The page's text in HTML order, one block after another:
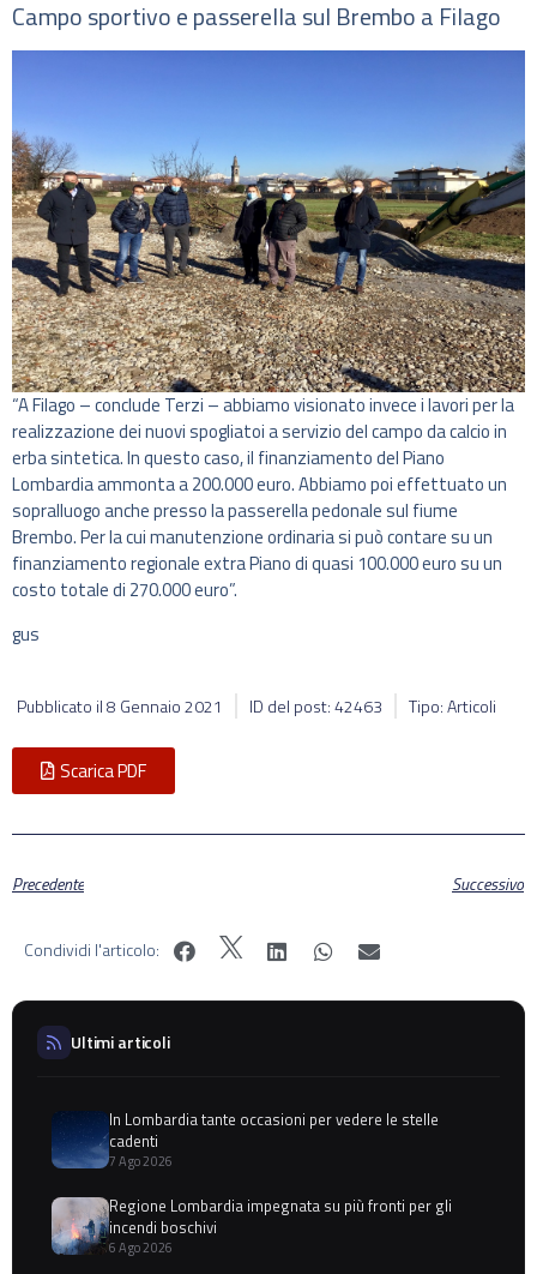
Campo sportivo e passerella sul Brembo a Filago
“A Filago – conclude Terzi – abbiamo visionato invece i lavori per la
realizzazione dei nuovi spogliatoi a servizio del campo da calcio in
erba sintetica. In questo caso, il finanziamento del Piano
Lombardia ammonta a 200.000 euro. Abbiamo poi effettuato un
sopralluogo anche presso la passerella pedonale sul fiume
Brembo. Per la cui manutenzione ordinaria si può contare su un
finanziamento regionale extra Piano di quasi 100.000 euro su un
costo totale di 270.000 euro”.
gus
Pubblicato il8 Gennaio 2021 ID del post: 42463 Tipo: Articoli
Scarica PDF
Precedente Successivo
Condividi l'articolo:
Ultimi articoli
In Lombardia tante occasioni per vedere le stelle
cadenti
7 Ago 2026
Regione Lombardia impegnata su più fronti per gli
incendi boschivi
6 Ago 2026